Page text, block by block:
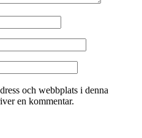
och webbplats i denna
en kommentar.